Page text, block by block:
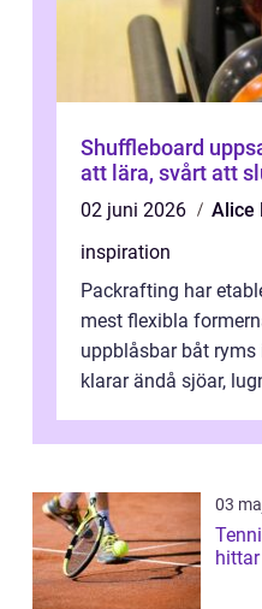
Shuffleboard uppsala socialt
att lära, svårt att
02 juni 2026
Alice
inspiration
Packrafting har
mest flexibla
uppblåsbar båt ryms
klarar ändå sjöar,
03